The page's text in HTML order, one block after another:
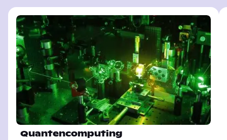
Quantencomputing